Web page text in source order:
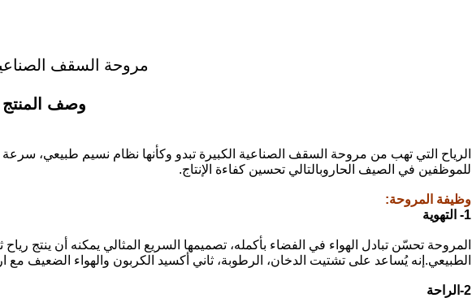
مروحة السقف
وصف المنتج
الرياح التي تهب من مروحة السقف الصناعية الكبيرة تبدو وكأنها نظام نسيم طبيعي،
للموظفين في الصيف الحاروبالتالي تحسين كفاءة الإنتاج.
وظيفة المروحة:
1- التهوية
الطبيعي.إنه يُساعد على تشتيت الدخان، الرطوبة، ثاني أكسيد الكربون والهواء الضعيف مع
2-الراحة